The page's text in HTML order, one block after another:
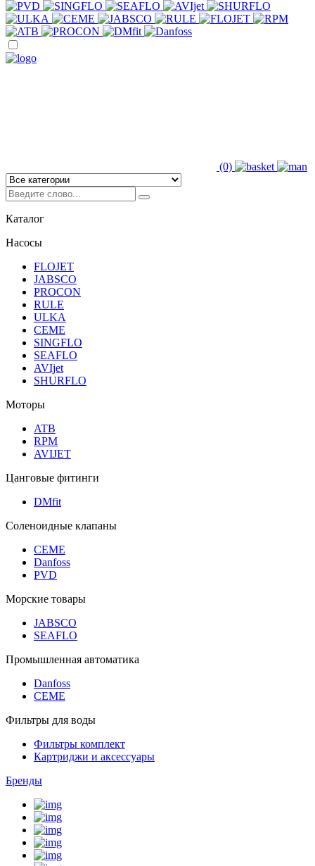
(0)
Каталог
Насосы
FLOJET
JABSCO
PROCON
RULE
ULKA
CEME
SINGFLO
SEAFLO
AVIjet
SHURFLO
Моторы
ATB
RPM
AVIJET
Цанговые фитинги
DMfit
Соленоидные клапаны
CEME
Danfoss
PVD
Морские товары
JABSCO
SEAFLO
Промышленная автоматика
Danfoss
CEME
Фильтры для воды
Фильтры комплект
Картриджи и аксессуары
Бренды